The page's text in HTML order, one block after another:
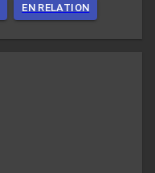
EN RELATION